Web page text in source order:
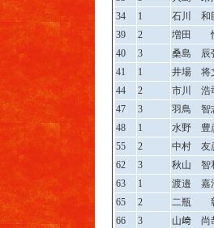
34
1
石川 和
39
2
増田
40
3
桑島 辰
41
1
井場 将
44
2
市川 浩
47
3
羽鳥 智
48
1
水野 豊
55
2
中村 友
62
3
秋山 智
63
1
渡邉 嘉
65
2
二瓶
66
3
山﨑 尚